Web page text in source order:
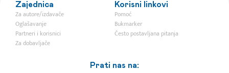
Zajednica
Za autore/izdavače
Oglašavanje
Partneri i korisnici
Za dobavljače
Korisni linkovi
Pomoć
Bukmarker
Često postavljana pitanja
Prati nas na: